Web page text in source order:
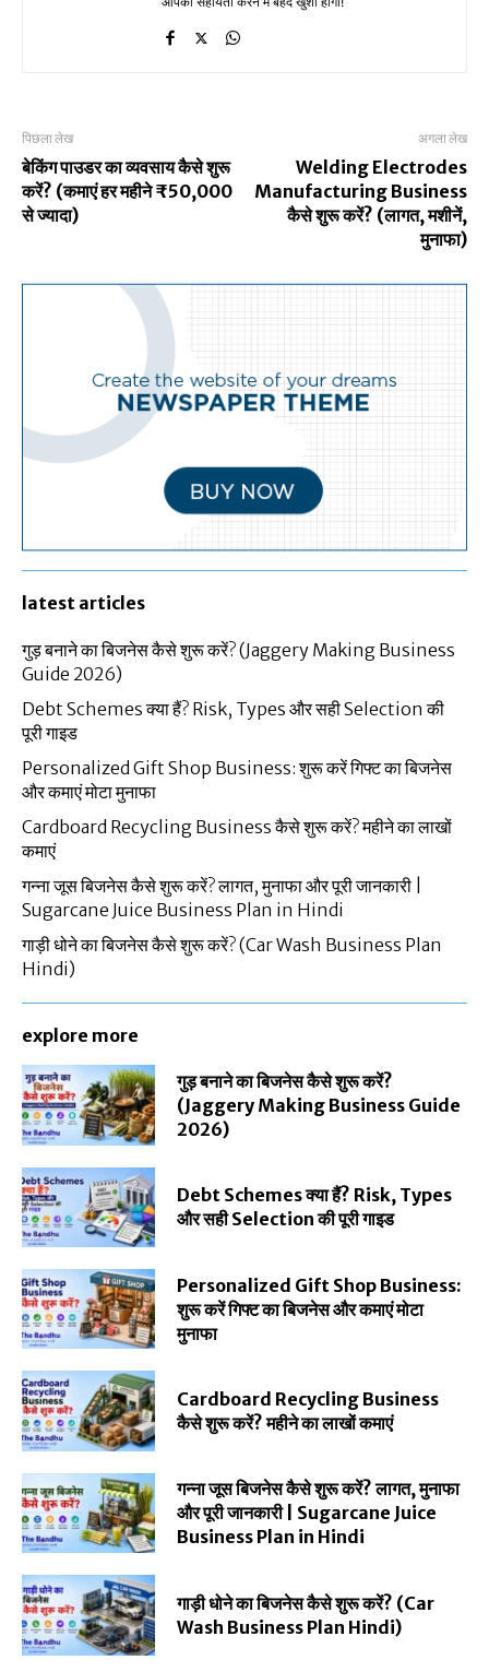
पिछला लेख
बेकिंग पाउडर का व्यवसाय कैसे शुरू
करें? (कमाएं हर महीने ₹50,000
से ज्यादा)
अगला लेख
Welding Electrodes
Manufacturing Business
कैसे शुरू करें? (लागत, मशीनें,
मुनाफा)
latest articles
गुड़ बनाने का बिजनेस कैसे शुरू करें? (Jaggery Making Business
Guide 2026)
Debt Schemes क्या हैं? Risk, Types और सही Selection की
पूरी गाइड
Personalized Gift Shop Business: शुरू करें गिफ्ट का बिजनेस
और कमाएं मोटा मुनाफा
Cardboard Recycling Business कैसे शुरू करें? महीने का लाखों
कमाएं
गन्ना जूस बिजनेस कैसे शुरू करें? लागत, मुनाफा और पूरी जानकारी |
Sugarcane Juice Business Plan in Hindi
गाड़ी धोने का बिजनेस कैसे शुरू करें? (Car Wash Business Plan
Hindi)
explore more
गुड़ बनाने का बिजनेस कैसे शुरू करें?
(Jaggery Making Business Guide
2026)
Debt Schemes क्या हैं? Risk, Types
और सही Selection की पूरी गाइड
Personalized Gift Shop Business:
शुरू करें गिफ्ट का बिजनेस और कमाएं मोटा
मुनाफा
Cardboard Recycling Business
कैसे शुरू करें? महीने का लाखों कमाएं
गन्ना जूस बिजनेस कैसे शुरू करें? लागत, मुनाफा
और पूरी जानकारी | Sugarcane Juice
Business Plan in Hindi
गाड़ी धोने का बिजनेस कैसे शुरू करें? (Car
Wash Business Plan Hindi)